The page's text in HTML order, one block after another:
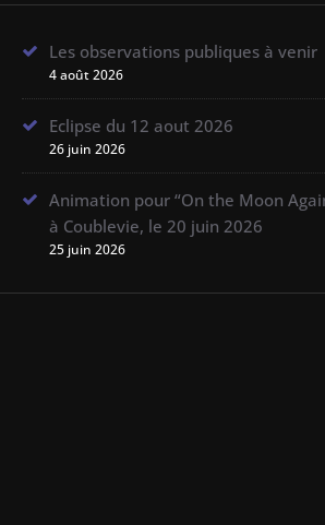
Les observations publiques à venir
4 août 2026
Eclipse du 12 aout 2026
26 juin 2026
Animation pour “On the Moon
à Coublevie, le 20 juin 2026
25 juin 2026